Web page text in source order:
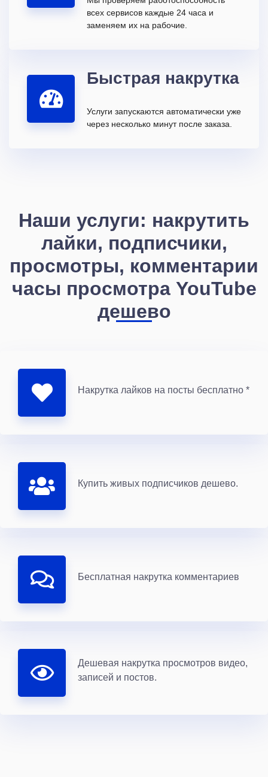
всех сервисов каждые 24 часа и
заменяем их на рабочие.
Быстрая накрутка
Услуги запускаются автоматически уже
через несколько минут после заказа.
Наши услуги: накрутить
лайки, подписчики,
просмотры, комментарии
часы просмотра YouTube
дешево
Накрутка лайков на посты бесплатно *
Купить живых подписчиков дешево.
Бесплатная накрутка комментариев
Дешевая накрутка просмотров видео,
записей и постов.